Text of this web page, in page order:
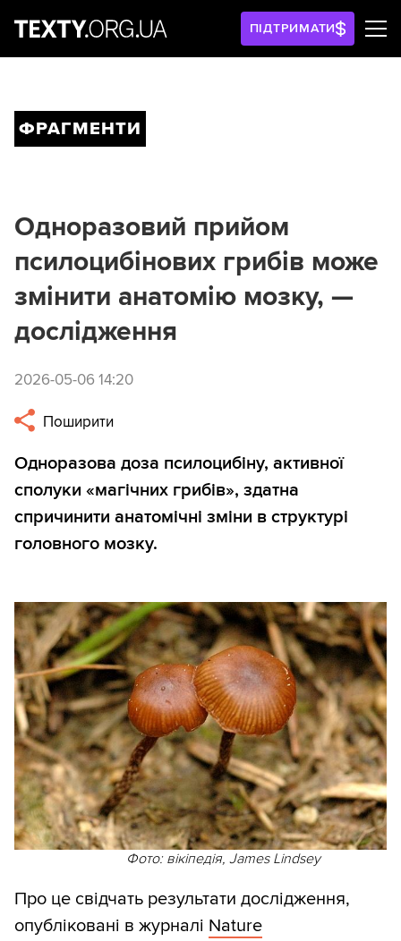
ПІДТРИМАТИ
ФРАГМЕНТИ
Одноразовий прийом
псилоцибінових грибів може
змінити анатомію мозку, —
дослідження
2026-05-06 14:20
Поширити
Одноразова доза псилоцибіну, активної
сполуки «магічних грибів», здатна
спричинити анатомічні зміни в структурі
головного мозку.
Фото: вікіпедія, James Lindsey
Про це свідчать результати дослідження,
опубліковані в журналі Nature